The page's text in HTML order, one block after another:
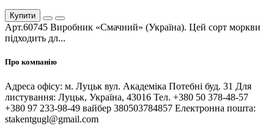
Купити
Арт.60745 Виробник «Смачний» (Україна). Цей сорт моркви
підходить дл...
Про компанію
Адреса офісу: м. Луцьк вул. Академіка Потебні буд. 31 Для
листування: Луцьк, Україна, 43016 Тел. +380 50 378-48-57
+380 97 233-98-49 вайбер 380503784857 Електронна пошта:
stakentgugl@gmail.com